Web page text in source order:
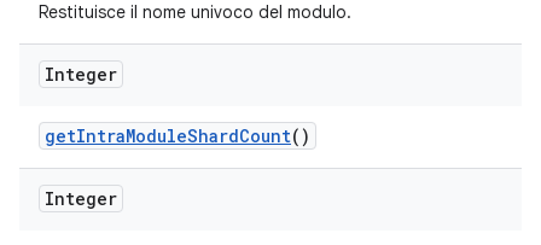
Restituisce il nome univoco del modulo.
Integer
getIntraModuleShardCount()
Integer